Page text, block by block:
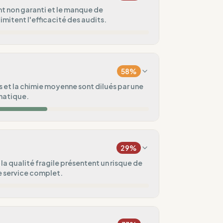
non garanti et le manque de
l'efficacité des audits.
58%
et la chimie moyenne sont dilués par une
50
29%
qualité fragile présentent un risque de
service complet.